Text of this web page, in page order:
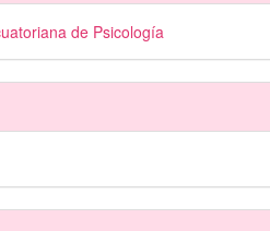
de Psicología